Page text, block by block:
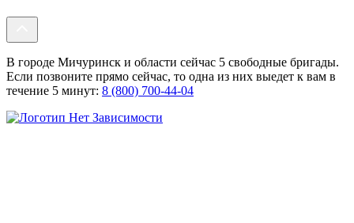
В городе Мичуринск и области сейчас 5 свободные бригады.
Если позвоните прямо сейчас, то одна из них выедет к вам в
течение 5 минут: 8 (800) 700-44-04